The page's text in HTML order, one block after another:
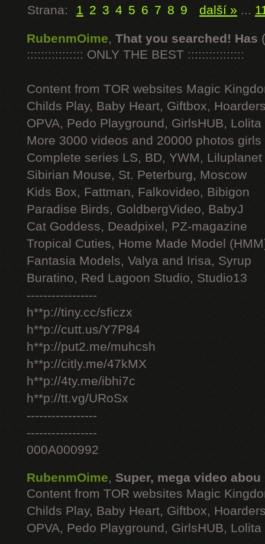
Strana: 1 2 3 4 5 6 7 8 9 další » ...
RubenmOime, That you searched! Has
:::::::::::::::: ONLY THE BEST ::::::::::::::::
Content from TOR websites Magic
Childs Play, Baby Heart, Giftbox,
OPVA, Pedo Playground, GirlsHUB, Lolita
More 3000 videos and 20000 photos
Complete series LS, BD, YWM, Liluplanet
Sibirian Mouse, St. Peterburg, Moscow
Kids Box, Fattman, Falkovideo, Bibigon
Paradise Birds, GoldbergVideo, BabyJ
Cat Goddess, Deadpixel, PZ-magazine
Tropical Cuties, Home Made Model
Fantasia Models, Valya and Irisa, Syrup
Buratino, Red Lagoon Studio, Studio13
-----------------
h**p://tiny.cc/sficzx
h**p://cutt.us/Y7P84
h**p://put2.me/muhcsh
h**p://citly.me/47kMX
h**p://4ty.me/ibhi7c
h**p://tt.vg/URoSx
-----------------
-----------------
000A000992
RubenmOime, Super, mega video abou
Content from TOR websites Magic
Childs Play, Baby Heart, Giftbox,
OPVA, Pedo Playground, GirlsHUB, Lolita